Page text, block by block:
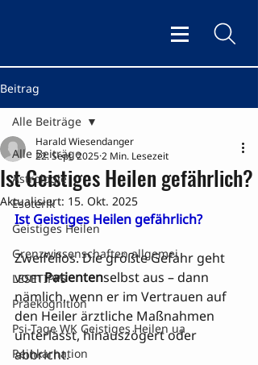
Beitrag
Alle Beiträge
Astrologie
Esoterik
Geistiges Heilen
Grenzwissenschaften allgemei
LESETIPPS
Praekognition
Psi-Tage WK Geistiges Heilen ua
Reinkarnation
Alle Beiträge
Ist Geistiges Heilen gefährlich?
Harald Wiesendanger
22. Sept. 20252 Min. Lesezeit
Aktualisiert: 15. Okt. 2025
Ist Geistiges Heilen gefährlich?
Zweifellos. Die größte Gefahr geht
vom Patientenselbst aus – dann
nämlich, wenn er im Vertrauen auf
den Heiler ärztliche Maßnahmen
unterlässt, hinauszögert oder
abbricht.